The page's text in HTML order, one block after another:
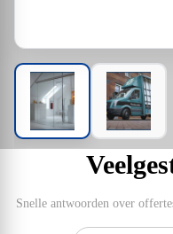
Snelle antwoorden over